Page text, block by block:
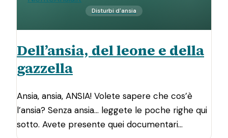
Disturbi d'ansia
Dell’ansia, del leone e della
gazzella
Ansia, ansia, ANSIA! Volete sapere che cos’è
l’ansia? Senza ansia… leggete le poche righe qui
sotto. Avete presente quei documentari…